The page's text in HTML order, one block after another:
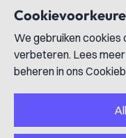
De rechtbank
onderzoek deed
de
We gebruiken cookies
verbeteren. Lees
beheren in ons